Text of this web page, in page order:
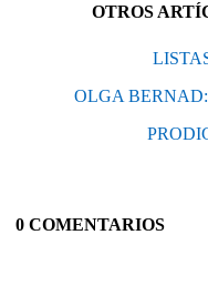
OTROS
OLGA
0 COMENTARIOS